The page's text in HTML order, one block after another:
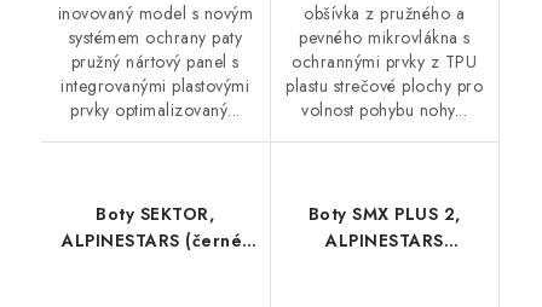
inovovaný model s novým
systémem ochrany paty
pružný nártový panel s
integrovanými plastovými
prvky optimalizovaný...
obšívka z pružného a
pevného mikrovlákna s
ochrannými prvky z TPU
plastu strečové plochy pro
volnost pohybu nohy...
Boty SEKTOR,
ALPINESTARS (černé)
Boty SMX PLUS 2,
ALPINESTARS